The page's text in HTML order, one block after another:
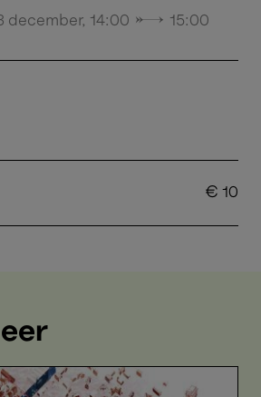
december, 14:00 → 15:00
€ 10